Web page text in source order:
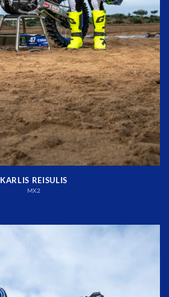
KARLIS REISULIS
MX2